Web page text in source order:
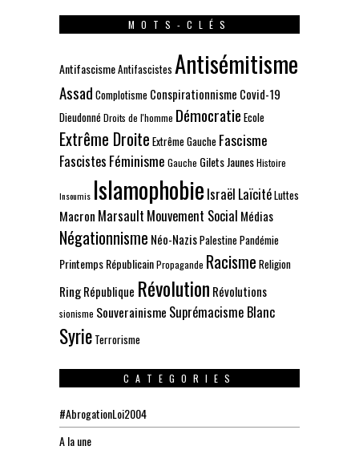
MOTS-CLÉS
AntifascismeAntifascistes Antisémitisme
Assad Complotisme Conspirationnisme Covid-19
DieudonnéDroits de l'homme Démocratie Ecole
Extrême Droite Extrême Gauche Fascisme
Fascistes Féminisme Gauche Gilets JaunesHistoire
Insoumis Islamophobie Israël LaïcitéLuttes
Macron Marsault Mouvement Social Médias
Négationnisme Néo-NazisPalestinePandémie
Printemps RépublicainPropagande Racisme Religion
RingRépublique Révolution Révolutions
sionisme Souverainisme Suprémacisme Blanc
Syrie Terrorisme
CATEGORIES
#AbrogationLoi2004
A la une